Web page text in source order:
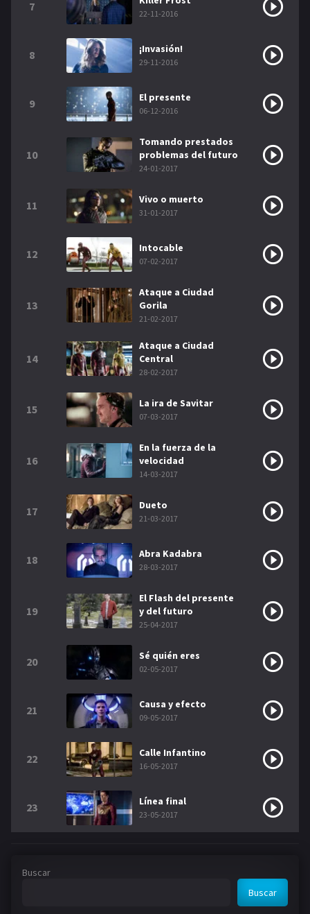
7
22-11-2016
8 ¡Invasión!
29-11-2016
9 El presente
06-12-2016
10
Tomando prestados
problemas del futuro
24-01-2017
11 Vivo o muerto
31-01-2017
12 Intocable
07-02-2017
13
Ataque a Ciudad
Gorila
21-02-2017
14
Ataque a Ciudad
Central
28-02-2017
15 La ira de Savitar
07-03-2017
16
En la fuerza de la
velocidad
14-03-2017
17 Dueto
21-03-2017
18 Abra Kadabra
28-03-2017
19
El Flash del presente
y del futuro
25-04-2017
20 Sé quién eres
02-05-2017
21 Causa y efecto
09-05-2017
22 Calle Infantino
16-05-2017
23 Línea final
23-05-2017
Buscar
Buscar